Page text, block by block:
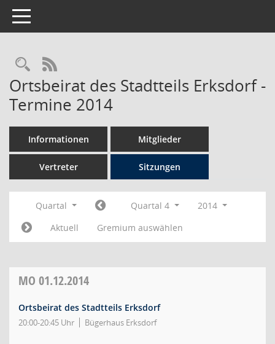
Toggle navigation
Rechercheauswahl
RSS-Feed
Ortsbeirat des Stadtteils Erksdorf -
Termine 2014
Informationen Mitglieder
Vertreter Sitzungen
Quartal Quartal 4
2014
Aktuell
Gremium auswählen
MO 01.12.2014
Ortsbeirat des Stadtteils Erksdorf
20:00-20:45 Uhr Bügerhaus Erksdorf